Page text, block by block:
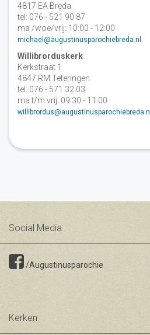
4817 EA Breda
tel: 076 - 521 90 87
ma /woe/vrij: 10:00 - 12:00
michael@augustinusparochiebreda.nl
Willibrorduskerk
Kerkstraat 1
4847 RM Teteringen
tel: 076 - 571 32 03
ma t/m vrij: 09:30 - 11:00
willibrordus@augustinusparochiebreda.nl
Social Media
/Augustinusparochie
Kerken